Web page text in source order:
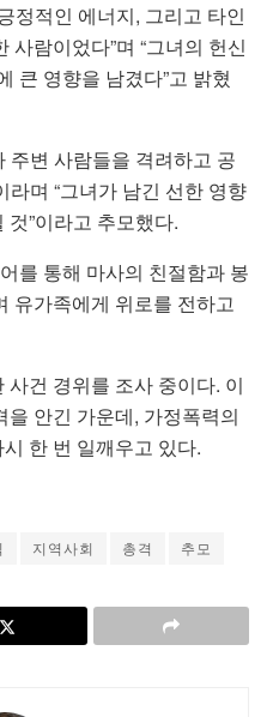
정적인 에너지, 그리고 타인
람이었다”며 “그녀의 헌신
큰 영향을 남겼다”고 밝혔
주변 사람들을 격려하고 공
라며 “그녀가 남긴 선한 영향
”이라고 추모했다.
를 통해 마사의 친절함과 봉
유가족에게 위로를 전하고
건 경위를 조사 중이다. 이
안긴 가운데, 가정폭력의
한 번 일깨우고 있다.
지역사회 총격 추모